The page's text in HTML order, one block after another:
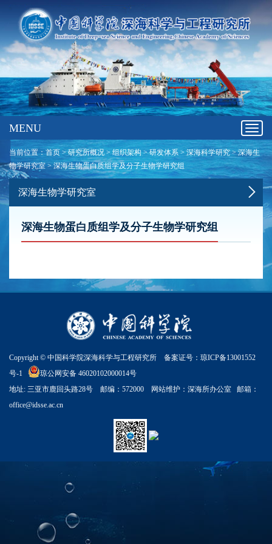
MENU
当前位置：首页 >研究所概况>组织架构>研发体系> 深海科学研究>深海生
物学研究室>深海生物蛋白质组学及分子生物学研究组
深海生物学研究室
深海生物蛋白质组学及分子生物学研究组
Copyright © 中国科学院深海科学与工程研究所 备案证号： 琼ICP备13001552
号-1
琼公网安备 46020102000014号
地址: 三亚市鹿回头路28号 邮编：572000 网站维护：深海所办公室 邮箱：
office@idsse.ac.cn